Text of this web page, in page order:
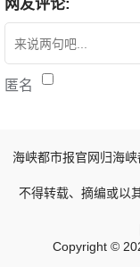
网友评论:
匿名
海峡都市报官网归海
不得转载、摘编或以
Copyright ©